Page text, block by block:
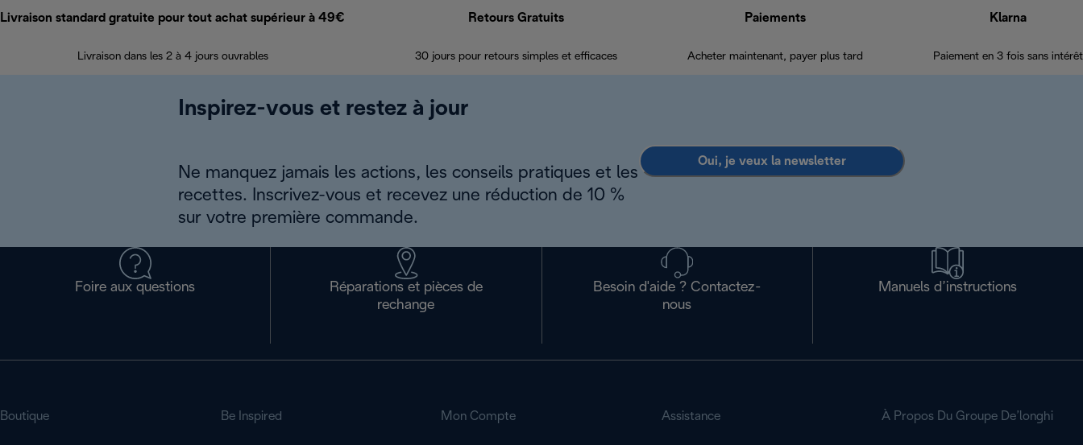
Livraison standard gratuite pour tout achat supérieur à 49€
Livraison dans les 2 à 4 jours ouvrables
Retours Gratuits
30 jours pour retours simples et efficaces
Paiements
Acheter maintenant, payer plus tard
Klarna
Paiement en 3 fois sans intérêt
Inspirez-vous et restez à jour
Ne manquez jamais les actions, les conseils pratiques et les
recettes. Inscrivez-vous et recevez une réduction de 10 %
sur votre première commande.
Oui, je veux la newsletter
Foire aux questions
Réparations et pièces de
rechange
Besoin d'aide ? Contactez-
nous
Manuels d’instructions
Boutique Be Inspired Mon Compte Assistance À Propos Du Groupe De’longhi